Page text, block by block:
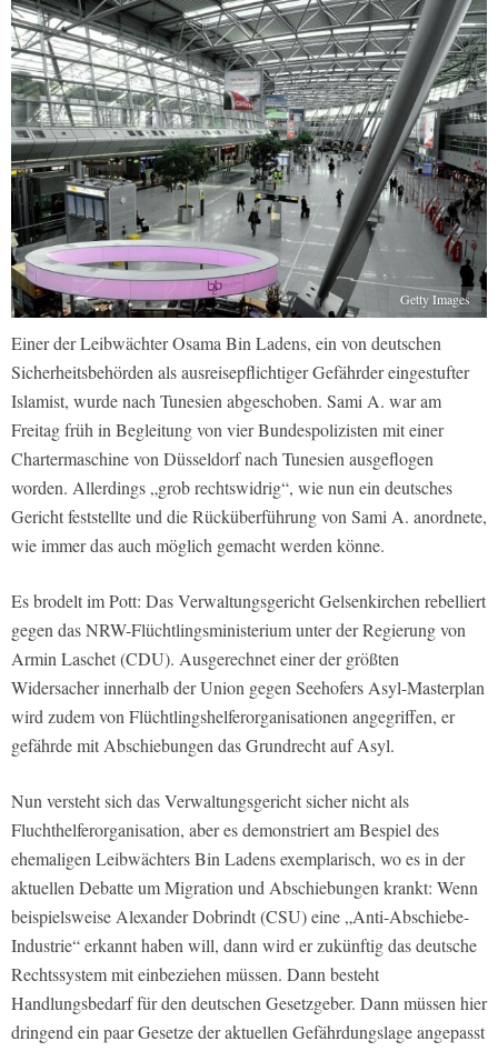
Getty Images
Einer der Leibwächter Osama Bin Ladens, ein von deutschen
Sicherheitsbehörden als ausreisepflichtiger Gefährder eingestufter
Islamist, wurde nach Tunesien abgeschoben. Sami A. war am
Freitag früh in Begleitung von vier Bundespolizisten mit einer
Chartermaschine von Düsseldorf nach Tunesien ausgeflogen
worden. Allerdings „grob rechtswidrig“, wie nun ein deutsches
Gericht feststellte und die Rücküberführung von Sami A. anordnete,
wie immer das auch möglich gemacht werden könne.
Es brodelt im Pott: Das Verwaltungsgericht Gelsenkirchen rebelliert
gegen das NRW-Flüchtlingsministerium unter der Regierung von
Armin Laschet (CDU). Ausgerechnet einer der größten
Widersacher innerhalb der Union gegen Seehofers Asyl-Masterplan
wird zudem von Flüchtlingshelferorganisationen angegriffen, er
gefährde mit Abschiebungen das Grundrecht auf Asyl.
Nun versteht sich das Verwaltungsgericht sicher nicht als
Fluchthelferorganisation, aber es demonstriert am Bespiel des
ehemaligen Leibwächters Bin Ladens exemplarisch, wo es in der
aktuellen Debatte um Migration und Abschiebungen krankt: Wenn
beispielsweise Alexander Dobrindt (CSU) eine „Anti-Abschiebe-
Industrie“ erkannt haben will, dann wird er zukünftig das deutsche
Rechtssystem mit einbeziehen müssen. Dann besteht
Handlungsbedarf für den deutschen Gesetzgeber. Dann müssen hier
dringend ein paar Gesetze der aktuellen Gefährdungslage angepasst